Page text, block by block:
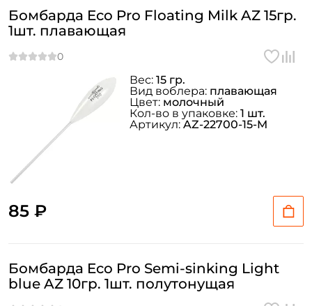
Бомбарда Eco Pro Floating Milk AZ 15гр.
1шт. плавающая
85 ₽
Вес: 15 гр.
Вид воблера: плавающая
Цвет: молочный
Кол-во в упаковке: 1 шт.
Артикул:AZ-22700-15-M
Бомбарда Eco Pro Semi-sinking Light
blue AZ 10гр. 1шт. полутонущая